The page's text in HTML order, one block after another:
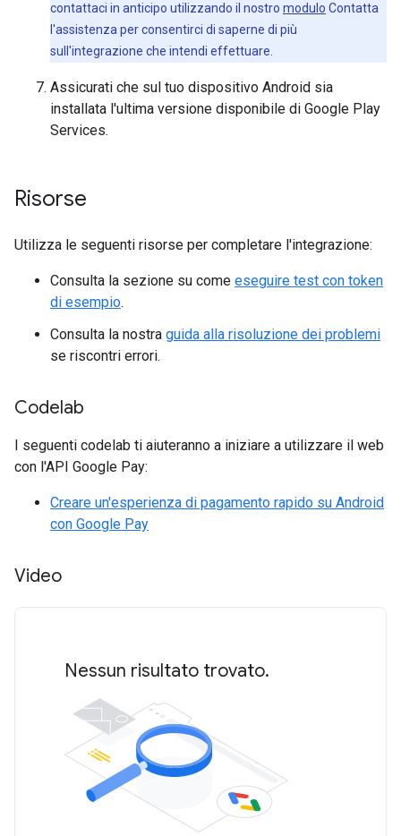
contattaci in anticipo utilizzando il nostro modulo Contatta
l'assistenza per consentirci di saperne di più
sull'integrazione che intendi effettuare.
Assicurati che sul tuo dispositivo Android sia
installata l'ultima versione disponibile di Google Play
Services.
Risorse
Utilizza le seguenti risorse per completare l'integrazione:
Consulta la sezione su come eseguire test con token
di esempio.
Consulta la nostra guida alla risoluzione dei problemi
se riscontri errori.
Codelab
I seguenti codelab ti aiuteranno a iniziare a utilizzare il web
con l'API Google Pay:
Creare un'esperienza di pagamento rapido su Android
con Google Pay
Video
Nessun risultato trovato.